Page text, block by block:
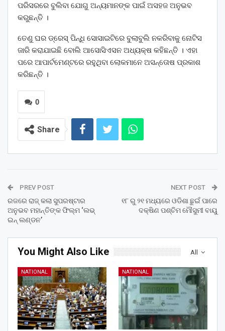
ପରିସରରେ ବୁଲିବା ଯୋଗୁ ଅନ୍ୟମାନଙ୍କ ପାଇଁ ଅସହଜ ଅନୁଭବ
କରୁଛନ୍ତି ।
ତେଣୁ ଘର ଡ୍ରେସ୍ ପିନ୍ଧି ସୋସାଇଟିରେ ବୁଲାବୁଲି ନକରିବାକୁ ନୋଟିସ
ଜାରି କରାଯାଇଛି ବୋଲି ଆସୋସିଏସନ ଅଧ୍ୟକ୍ଷ କହିଛନ୍ତି । ଏହା
ପରେ ଆପାର୍ଟମେଣ୍ଟରେ ରହୁଥିବା ଲୋକମାନେ ଅସନ୍ତୋଷ ପ୍ରକାଶ
କରିଛନ୍ତି ।
0
Share
PREV POST
ରଜରେ ରାଜ୍ କଲା ସୁପରଷ୍ଟାର
ଅନୁଭବ ମହାନ୍ତିଙ୍କ ଫିଲ୍ମ ‘ଲଭ୍
ଇନ୍ ଲଣ୍ଡନ’
NEXT POST
୧୮ ରୁ ୨୧ ମଧ୍ୟରେ ଓଡିଶା ଛୁଇଁ ପାରେ
ଦକ୍ଷିଣ ପଶ୍ଚିମ ମୌସୁମୀ ବାୟୁ
All
You Might Also Like
NATIONAL NATIONAL